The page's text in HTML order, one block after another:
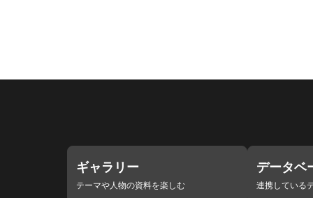
ギャラリー
テーマや人物の資料を楽しむ
データベ
連携している